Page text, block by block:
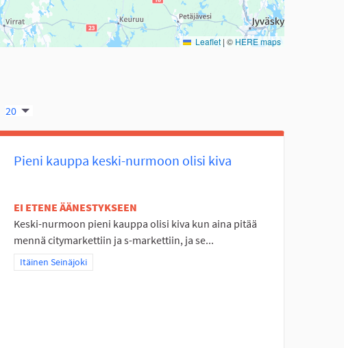
Leaflet | © HERE maps
20
Pieni kauppa keski-nurmoon olisi kiva
EI ETENE ÄÄNESTYKSEEN
Keski-nurmoon pieni kauppa olisi kiva kun aina pitää
mennä citymarkettiin ja s-markettiin, ja se...
Rajaa tulokset teeman mukaan: Itäinen Seinäjoki
Itäinen Seinäjoki